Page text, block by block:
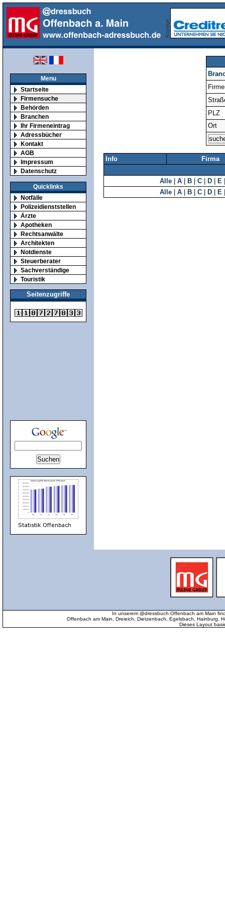
Menu
Startseite
Firmensuche
Behörden
Branchen
Ihr Firmeneintrag
Adressbücher
Kontakt
AGB
Impressum
Datenschutz
Quicklinks
Notfälle
Polizeidienststellen
Ärzte
Apotheken
Rechtsanwälte
Architekten
Notdienste
Steuerberater
Sachverständige
Touristik
Seitenzugriffe
PLZ
Ort
Info Firma
Alle A B C D E
Alle
A B C D E
In unserem @dressbuch Offenbach am Main
Offenbach am Main, Dreieich, Dietzenbach, Egelsbach, Hainburg,
Dieses Layout